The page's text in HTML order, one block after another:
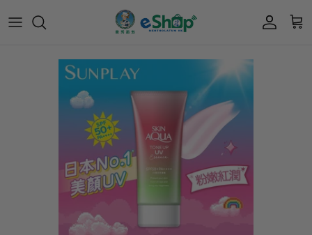
所有產品
面部護理
眼睛護理
所有產品
護膚用品
個人護理用品
護眼產品
Mentholatum
樂敦 Rohto
肌研 Hada
品牌歷史及企業宗旨
Acnes 優惠券
Oxy 優惠券
肌研極潤保濕冰感霜優惠券
肌研極潤保濕化妝水現金券
會員獎賞計劃
最新限定🔥
肌研 Hada Labo 優惠
網店獨家套裝🌟
短期貨特價區